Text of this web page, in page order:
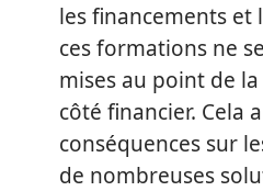
les financements et
ces formations ne
mises au point de
côté financier. Cela
conséquences sur
de nombreuses